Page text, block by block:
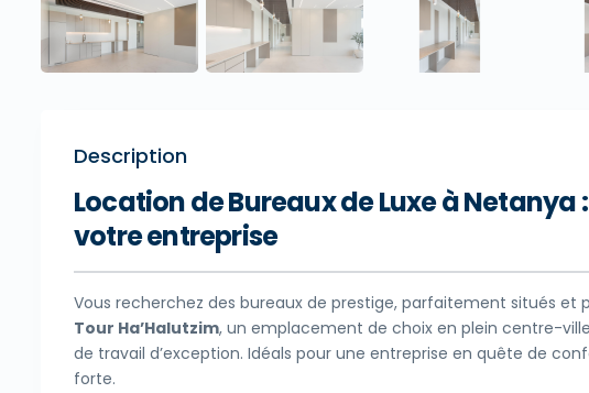
Description
Location de Bureaux de Luxe à Netanya
votre entreprise
Vous recherchez des bureaux de prestige, parfaitement situés et
Tour Ha’Halutzim, un emplacement de choix en plein centre-
de travail d’exception. Idéals pour une entreprise en quête de
forte.